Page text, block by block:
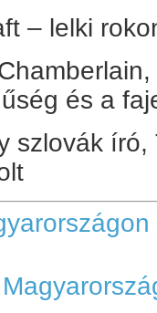
– lelki
és a
szlovák